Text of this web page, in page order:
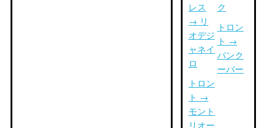
レス
→ リ
オデジ
ャネイ
ロ
トロン
ト →
モント
リオー
ク
トロン
ト →
バンク
ーバー